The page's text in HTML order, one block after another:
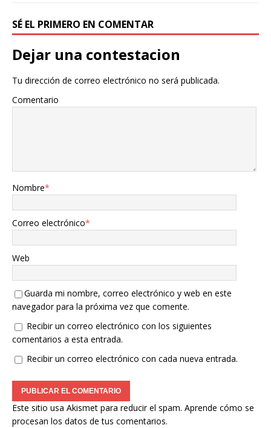
SÉ EL PRIMERO EN COMENTAR
Dejar una contestacion
Tu dirección de correo electrónico no será publicada.
Comentario
Nombre*
Correo electrónico*
Web
Guarda mi nombre, correo electrónico y web en este
navegador para la próxima vez que comente.
Recibir un correo electrónico con los siguientes
comentarios a esta entrada.
Recibir un correo electrónico con cada nueva entrada.
Este sitio usa Akismet para reducir el spam. Aprende cómo se
procesan los datos de tus comentarios.